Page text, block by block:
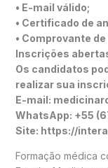
• E-mail válido;
• Certificado de
• Comprovante
Inscrições
Os candidatos
realizar sua
E-mail:
WhatsApp: +55
Site: https://
Formação médica